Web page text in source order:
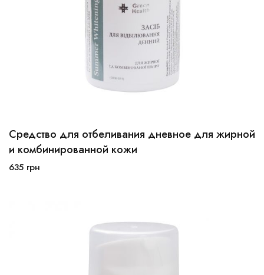
30мл
Средство для отбеливания дневное для жирной
и комбинированной кожи
635 грн